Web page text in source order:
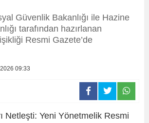
Güvenlik Bakanlığı ile Hazine
tarafından hazırlanan
Resmi Gazete’de
09:33